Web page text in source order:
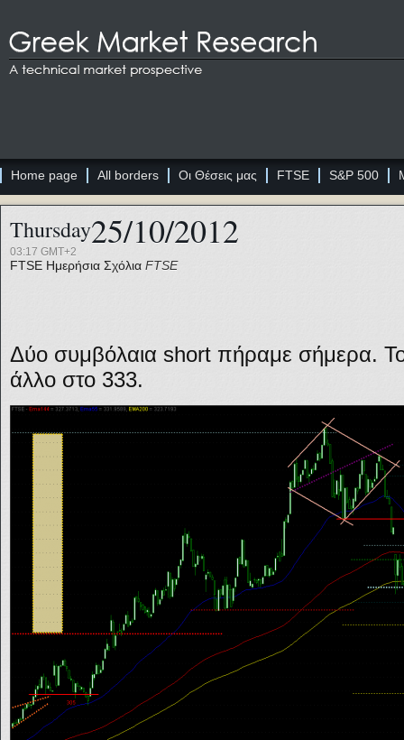
Home page All borders Οι Θέσεις μας FTSE S&P 500
Thursday25/10/2012
03:17 GMT+2
FTSE Ημερήσια Σχόλια FTSE
Δύο συμβόλαια short πήραμε σήμερα.
άλλο στο 333.